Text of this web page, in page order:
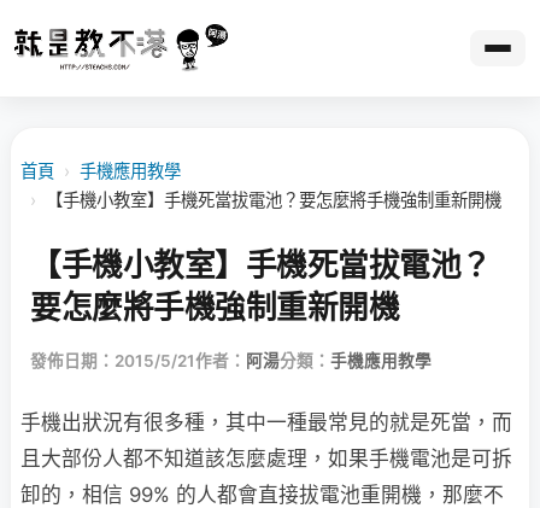
首頁 › 手機應用教學
›
【手機小教室】手機死當拔電池？要怎麼將手機強制重新開機
【手機小教室】手機死當拔電池？
要怎麼將手機強制重新開機
發佈日期：2015/5/21作者： 阿湯分類： 手機應用教學
手機出狀況有很多種，其中一種最常見的就是死當，而
且大部份人都不知道該怎麼處理，如果手機電池是可拆
卸的，相信 99% 的人都會直接拔電池重開機，那麼不